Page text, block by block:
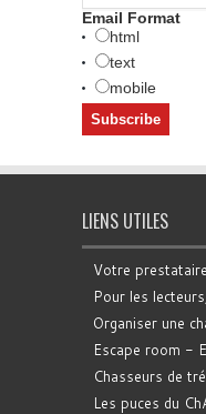
Email Format
html
text
mobile
LIENS UTILES
Votre
Pour les
Organiser une
Escape room -
Chasseurs de
Les puces du